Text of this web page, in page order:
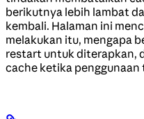
berikutnya lebih lambat
kembali. Halaman ini
melakukan itu, mengapa
restart untuk diterapkan,
cache ketika